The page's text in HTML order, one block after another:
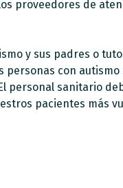
proveedores de
y sus padres o
con
personal sanitario
pacientes más